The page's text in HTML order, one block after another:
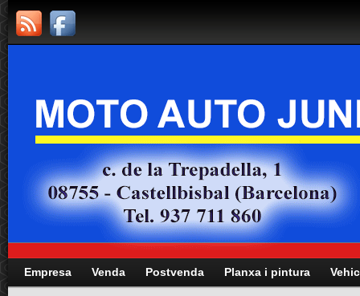
Empresa Venda Postvenda Planxa i pintura